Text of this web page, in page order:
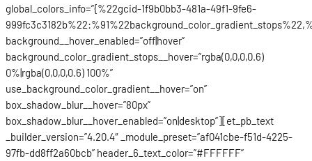
global_colors_info=”{%22gcid-1f9b0bb3-481a-49f1-9fe6-
background__hover_enabled=”off|hover”
background_color_gradient_stops__hover=”rgba(0,0,0,0.6)
0%|rgba(0,0,0,0.6) 100%”
use_background_color_gradient__hover=”on”
box_shadow_blur__hover=”80px”
box_shadow_blur__hover_enabled=”on|desktop”][et_pb_text
_builder_version=”4.20.4″ _module_preset=”af041cbe-f51d-4225-
97fb-dd8ff2a60bcb” header_6_text_color=”#FFFFFF”